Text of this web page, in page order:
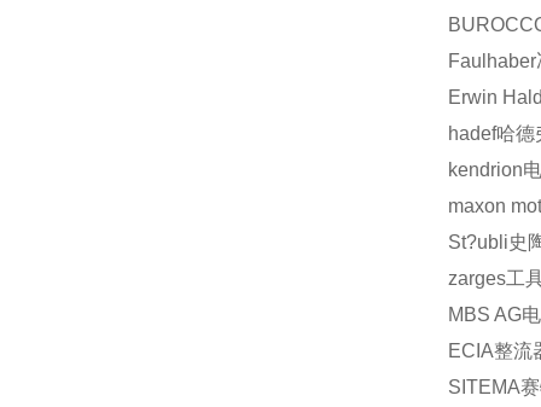
Faulhaber
Erwin
hadef哈德
kendrion
maxon
St?ubli史
zarges工
MBS AG
ECIA整流
SITEMA